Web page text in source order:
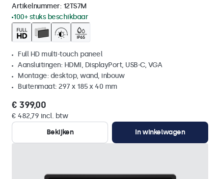
Artikelnummer: 12TS7M
100+ stuks beschikbaar
Full HD multi-touch paneel
Aansluitingen: HDMI, DisplayPort, USB-C, VGA
Montage: desktop, wand, inbouw
Buitenmaat: 297 x 185 x 40 mm
€ 399,00
€ 482,79 incl. btw
Bekijken
In winkelwagen